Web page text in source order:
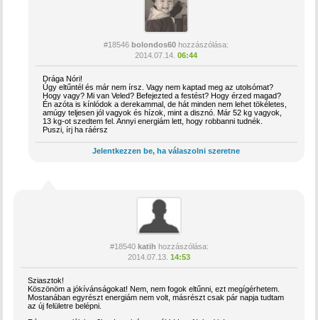
#18546 bolondos60 hozzászólása:
2014.07.14. 06:44
Drága Nóri!
Úgy eltűntél és már nem írsz. Vagy nem kaptad meg az utolsómat?
Hogy vagy? Mi van Veled? Befejezted a festést? Hogy érzed magad?
Én azóta is kínlódok a derekammal, de hát minden nem lehet tökéletes,
amúgy teljesen jól vagyok és hízok, mint a disznó. Már 52 kg vagyok,
13 kg-ot szedtem fel. Annyi energiám lett, hogy robbanni tudnék.
Puszi, írj ha ráérsz
Jelentkezzen be, ha válaszolni szeretne
#18540 katih hozzászólása:
2014.07.13. 14:53
Sziasztok!
Köszönöm a jókívánságokat! Nem, nem fogok eltűnni, ezt megígérhetem.
Mostanában egyrészt energiám nem volt, másrészt csak pár napja tudtam
az új felületre belépni.